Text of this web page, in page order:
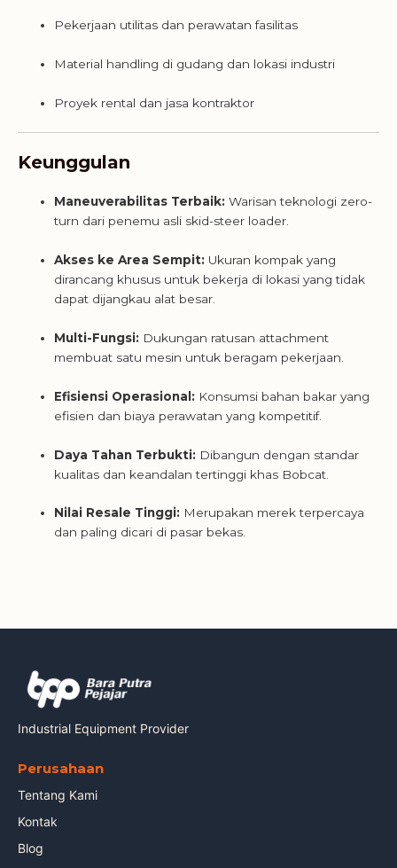
Pekerjaan utilitas dan perawatan fasilitas
Material handling di gudang dan lokasi industri
Proyek rental dan jasa kontraktor
Keunggulan
Maneuverabilitas Terbaik: Warisan teknologi zero-
turn dari penemu asli skid-steer loader.
Akses ke Area Sempit: Ukuran kompak yang
dirancang khusus untuk bekerja di lokasi yang tidak
dapat dijangkau alat besar.
Multi-Fungsi: Dukungan ratusan attachment
membuat satu mesin untuk beragam pekerjaan.
Efisiensi Operasional: Konsumsi bahan bakar yang
efisien dan biaya perawatan yang kompetitif.
Daya Tahan Terbukti: Dibangun dengan standar
kualitas dan keandalan tertinggi khas Bobcat.
Nilai Resale Tinggi: Merupakan merek terpercaya
dan paling dicari di pasar bekas.
Industrial Equipment Provider
Perusahaan
Tentang Kami
Kontak
Blog